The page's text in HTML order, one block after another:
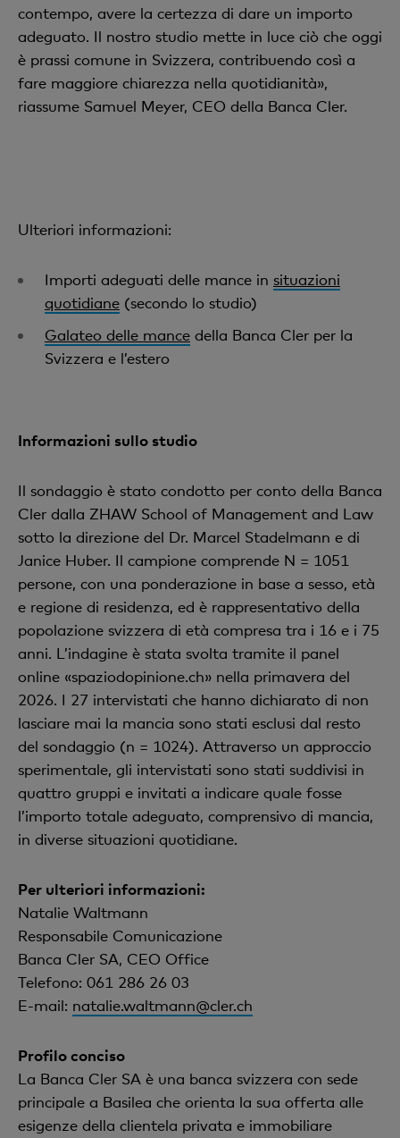
contempo, avere la certezza di dare un importo
adeguato. Il nostro studio mette in luce ciò che oggi
è prassi comune in Svizzera, contribuendo così a
fare maggiore chiarezza nella quotidianità»,
riassume Samuel Meyer, CEO della Banca Cler.
Ulteriori informazioni:
Importi adeguati delle mance in situazioni
quotidiane (secondo lo studio)
Galateo delle mance della Banca Cler per la
Svizzera e l’estero
Informazioni sullo studio
Il sondaggio è stato condotto per conto della Banca
Cler dalla ZHAW School of Management and Law
sotto la direzione del Dr. Marcel Stadelmann e di
Janice Huber. Il campione comprende N = 1051
persone, con una ponderazione in base a sesso, età
e regione di residenza, ed è rappresentativo della
popolazione svizzera di età compresa tra i 16 e i 75
anni. L’indagine è stata svolta tramite il panel
online «spaziodopinione.ch» nella primavera del
2026. I 27 intervistati che hanno dichiarato di non
lasciare mai la mancia sono stati esclusi dal resto
del sondaggio (n = 1024). Attraverso un approccio
sperimentale, gli intervistati sono stati suddivisi in
quattro gruppi e invitati a indicare quale fosse
l’importo totale adeguato, comprensivo di mancia,
in diverse situazioni quotidiane.
Per ulteriori informazioni:
Natalie Waltmann
Responsabile Comunicazione
Banca Cler SA, CEO Office
Telefono: 061 286 26 03
E-mail: natalie.waltmann@cler.ch
Profilo conciso
La Banca Cler SA è una banca svizzera con sede
principale a Basilea che orienta la sua offerta alle
esigenze della clientela privata e immobiliare